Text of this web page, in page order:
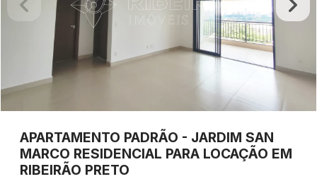
APARTAMENTO PADRÃO - JARDIM SAN
MARCO RESIDENCIAL PARA LOCAÇÃO EM
RIBEIRÃO PRETO